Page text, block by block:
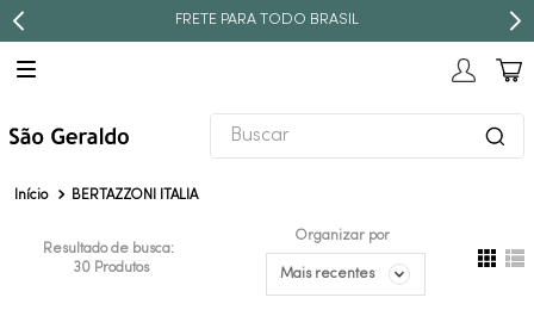
FRETE PARA TODO BRASIL
Buscar
BERTAZZONI ITALIA
Resultado de busca:
30 Produtos
Organizar por
Mais recentes
TERMOS MAIS BUSCADOS
níquel escovado
deca acabamento registro